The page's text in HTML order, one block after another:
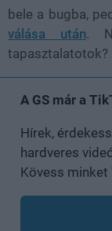
bele a bugba,
válása után.
tapasztalatotok?
A GS már a
Hírek,
hardveres
Kövess minket